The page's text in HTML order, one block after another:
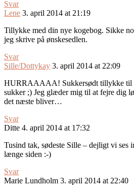
Svar
Lene 3. april 2014 at 21:19
Tillykke med din nye kogebog. Sikke
jeg skrive på ønskesedlen.
Svar
Sille/Dottykay 3. april 2014 at 22:09
HURRAAAAA! Sukkersødt tillykke til
sukker ;) Jeg glæder mig til at fejre dig
det næste bliver…
Svar
Ditte 4. april 2014 at 17:32
Tusind tak, sødeste Sille – dejligt vi
længe siden :-)
Svar
Marie Lundholm 3. april 2014 at 22:40